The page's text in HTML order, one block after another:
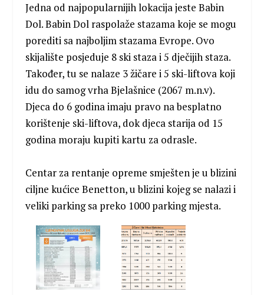
Jedna od najpopularnijih lokacija jeste Babin
Dol. Babin Dol raspolaže stazama koje se mogu
porediti sa najboljim stazama Evrope. Ovo
skijalište posjeduje 8 ski staza i 5 dječijih staza.
Također, tu se nalaze 3 žičare i 5 ski-liftova koji
idu do samog vrha Bjelašnice (2067 m.n.v).
Djeca do 6 godina imaju pravo na besplatno
korištenje ski-liftova, dok djeca starija od 15
godina moraju kupiti kartu za odrasle.
Centar za rentanje opreme smješten je u blizini
ciljne kućice Benetton, u blizini kojeg se nalazi i
veliki parking sa preko 1000 parking mjesta.